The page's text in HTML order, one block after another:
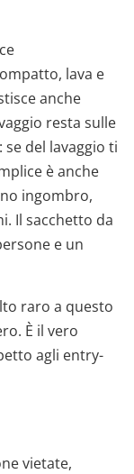
lava e
anche
resta sulle
del lavaggio ti
è anche
ingombro,
Il sacchetto da
e un
raro a questo
È il vero
agli entry-
vietate,